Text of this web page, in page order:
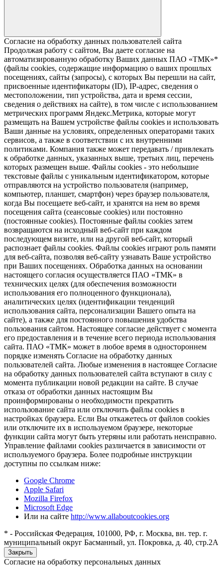
Согласие на обработку данных пользователей сайта
Продолжая работу с сайтом, Вы даете согласие на
автоматизированную обработку Ваших данных ПАО «ТМК»*
(файлы cookies, содержащие информацию о ваших прошлых
посещениях, сайты (запросы), с которых Вы перешли на сайт,
присвоенные идентификаторы (ID), IP-адрес, сведения о
местоположении, тип устройства, дата и время сессии,
сведения о действиях на сайте), в том числе с использованием
метрических программ Яндекс.Метрика, которые могут
размещать на Вашем устройстве файлы cookies и использовать
Ваши данные на условиях, определенных операторами таких
сервисов, а также в соответствии с их внутренними
политиками. Компания также может передавать / привлекать
к обработке данных, указанных выше, третьих лиц, перечень
которых размещен выше. Файлы cookies - это небольшие
текстовые файлы с уникальным идентификатором, которые
отправляются на устройство пользователя (например,
компьютер, планшет, смартфон) через браузер пользователя,
когда Вы посещаете веб-сайт, и хранятся на нем во время
посещения сайта (сеансовые cookies) или постоянно
(постоянные cookies). Постоянные файлы cookies затем
возвращаются на исходный веб-сайт при каждом
последующем визите, или на другой веб-сайт, который
распознает файлы cookies. Файлы cookies играют роль памяти
для веб-сайта, позволяя веб-сайту узнавать Ваше устройство
при Ваших посещениях. Обработка данных на основании
настоящего согласия осуществляется ПАО «ТМК» в
технических целях (для обеспечения возможности
использования его полноценного функционала),
аналитических целях (идентификации тенденций
использования сайта, персонализации Вашего опыта на
сайте), а также для постоянного повышения удобства
пользования сайтом. Настоящее согласие действует с момента
его предоставления и в течение всего периода использования
сайта. ПАО «ТМК» может в любое время в одностороннем
порядке изменять Согласие на обработку данных
пользователей сайта. Любые изменения в настоящее Согласие
на обработку данных пользователей сайта вступают в силу с
момента публикации новой редакции на сайте. В случае
отказа от обработки данных настоящим Вы
проинформированы о необходимости прекратить
использование сайта или отключить файлы cookies в
настройках браузера. Если Вы откажетесь от файлов cookies
или отключите их в используемом браузере, некоторые
функции сайта могут быть утеряны или работать неисправно.
Управление файлами cookies различается в зависимости от
используемого браузера. Более подробные инструкции
доступны по ссылкам ниже:
Google Chrome
Apple Safari
Mozilla Firefox
Microsoft Edge
Или на сайте http://www.allaboutcookies.org
* - Российская Федерация, 101000, РФ, г. Москва, вн. тер. г.
муниципальный округ Басманный, ул. Покровка, д. 40, стр.2А
Закрыть
Согласие на обработку персональных данных